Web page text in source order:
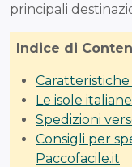
principali
Indice di
Le isole
Spedizioni
Consigli per
Paccofacile.it